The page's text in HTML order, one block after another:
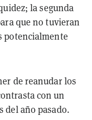
la segunda
que no tuvieran
potencialmente
de reanudar los
con un
del año pasado.